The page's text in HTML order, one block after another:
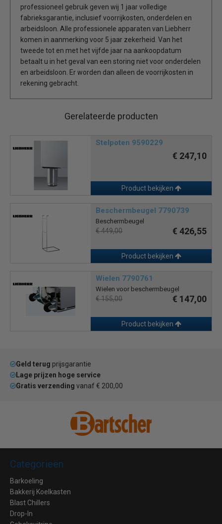
professioneel gebruik geven wij 1 jaar volledige
fabrieksgarantie, inclusief voorrijkosten, onderdelen en
arbeidsloon. Alle professionele apparaten van Liebherr
komen in aanmerking voor 5 jaar zekerheid. Van het
tweede tot en met het vijfde jaar na aankoopdatum
betaalt u in het geval van een storing niet voor onderdelen
en arbeidsloon. Er worden dan alleen de voorrijkosten in
rekening gebracht.
Gerelateerde producten
Stelpoten 9590229
€ 247,10
Product bekijken
Beschermbeugel 7790739
Beschermbeugel
€ 449,00 € 426,55
Product bekijken
Wielen 7790761
Wielen voor beschermbeugel
€ 155,00 € 147,00
Product bekijken
Geld terug prijsgarantie
Lage prijzen hoge service
Gratis verzending vanaf € 200,00
Categorieën
Barkoeling
Bakkerij Koelkasten
Blast Chillers
Drop-In